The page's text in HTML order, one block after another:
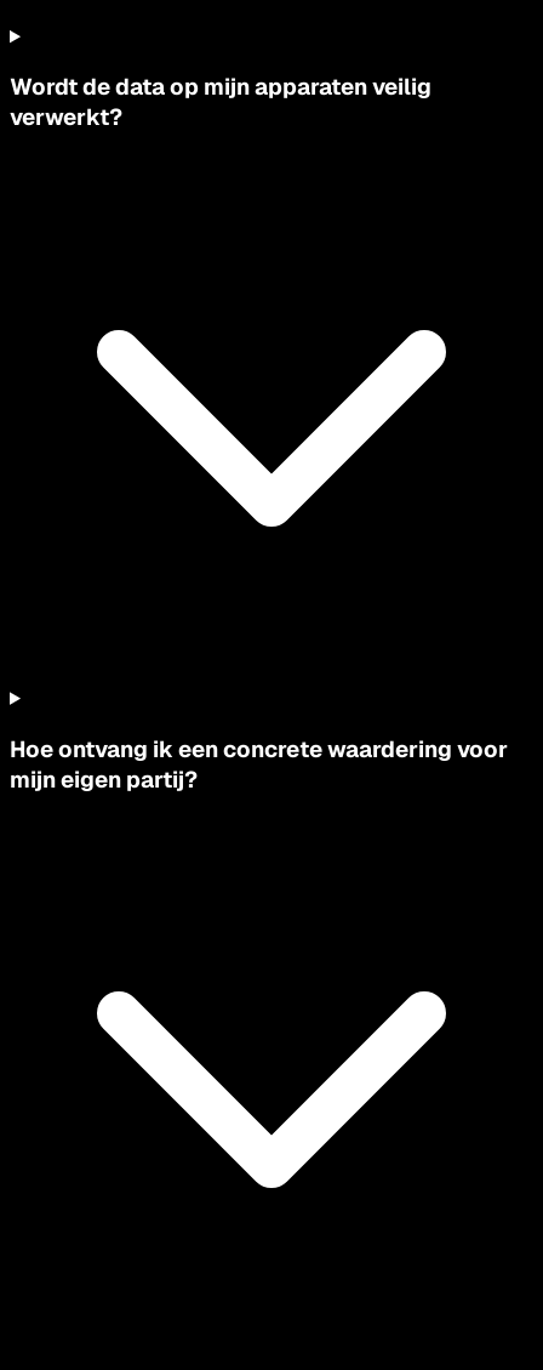
Wordt de data op mijn apparaten veilig
verwerkt?
Hoe ontvang ik een concrete waardering voor
mijn eigen partij?